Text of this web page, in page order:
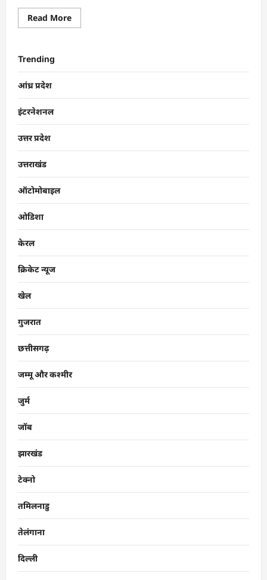
Read More
Trending
आंध्र प्रदेश
इंटरनेशनल
उत्तर प्रदेश
उत्तराखंड
ऑटोमोबाइल
ओडिशा
केरल
क्रिकेट न्यूज
खेल
गुजरात
छत्तीसगढ़
जम्मू और कश्मीर
जुर्म
जॉब
झारखंड
टेक्नो
तमिलनाडु
तेलंगाना
दिल्ली